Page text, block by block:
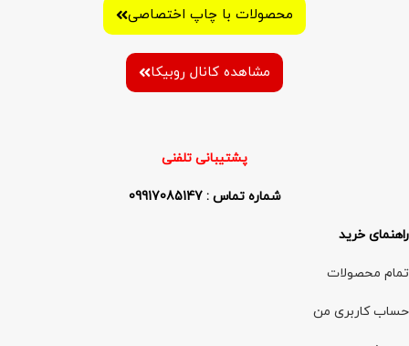
محصولات با چاپ اختصاصی
مشاهده کانال روبیکا
پشتیبانی تلفنی
شماره تماس : 09917085147
راهنمای خرید
تمام محصولات
حساب کاربری من